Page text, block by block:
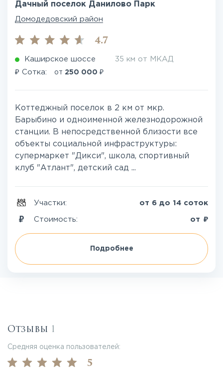
Дачный поселок Данилово Парк
Домодедовский район
4.7
Каширское шоссе 35 км от МКАД
₽ Сотка: от 250 000 ₽
Коттеджный поселок в 2 км от мкр.
Барыбино и одноименной железнодорожной
станции. В непосредственной близости все
объекты социальной инфраструктуры:
супермаркет "Дикси", школа, спортивный
клуб "Атлант", детский сад ...
Участки: от 6 до 14 соток
Стоимость: от ₽
Подробнее
Отзывы 1
Средняя оценка пользователей:
5